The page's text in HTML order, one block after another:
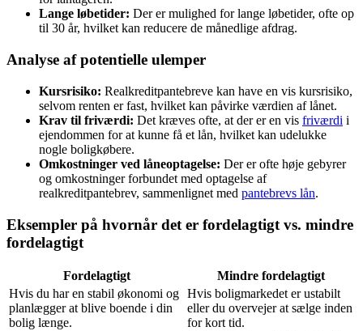
Lange løbetider: Der er mulighed for lange løbetider, ofte op
til 30 år, hvilket kan reducere de månedlige afdrag.
Analyse af potentielle ulemper
Kursrisiko: Realkreditpantebreve kan have en vis kursrisiko,
selvom renten er fast, hvilket kan påvirke værdien af lånet.
Krav til friværdi: Det kræves ofte, at der er en vis friværdi i
ejendommen for at kunne få et lån, hvilket kan udelukke
nogle boligkøbere.
Omkostninger ved låneoptagelse: Der er ofte høje gebyrer
og omkostninger forbundet med optagelse af
realkreditpantebrev, sammenlignet med pantebrevs lån.
Eksempler på hvornår det er fordelagtigt vs. mindre
fordelagtigt
Fordelagtigt
Mindre fordelagtigt
Hvis du har en stabil økonomi og
planlægger at blive boende i din
bolig længe.
Hvis boligmarkedet er ustabilt
eller du overvejer at sælge inden
for kort tid.